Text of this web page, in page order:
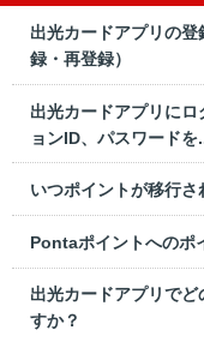
出光カードアプリの
録・再登録）
出光カードアプリに
ョンID、パスワードを
いつポイントが移行さ
Pontaポイントへのポ
出光カードアプリで
すか？